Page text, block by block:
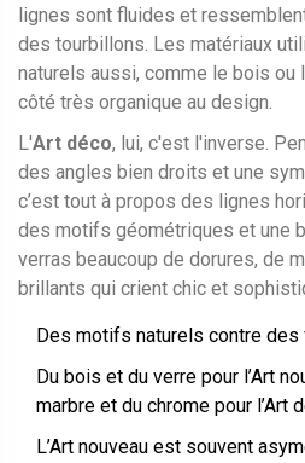
lignes sont fluides et
des tourbillons. Les matériaux
naturels aussi, comme le bois ou
côté très organique au design.
L'Art déco, lui, c'est l'inverse.
des angles bien droits et une
c’est tout à propos des lignes
des motifs géométriques et une
verras beaucoup de dorures, de
brillants qui crient chic et
Des motifs naturels contre
Du bois et du verre pour l’Art
marbre et du chrome pour l’Art
L’Art nouveau est souvent